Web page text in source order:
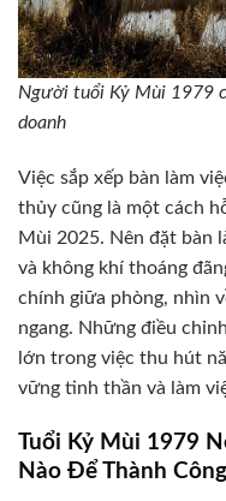
Người tuổi Kỷ Mùi 1979
doanh
Việc sắp xếp bàn làm
thủy cũng là một cách
Mùi 2025. Nên đặt bàn
và không khí thoáng
chính giữa phòng, nhìn
ngang. Những điều
lớn trong việc thu hút
vững tinh thần và làm
Tuổi Kỷ Mùi 1979
Nào Để Thành